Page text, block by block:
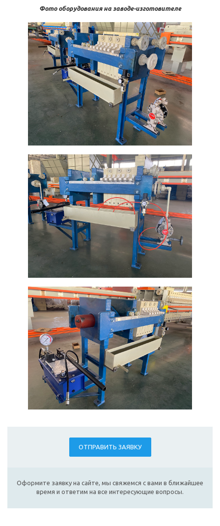
Фото оборудования на заводе-изготовителе
ОТПРАВИТЬ ЗАЯВКУ
Оформите заявку на сайте, мы свяжемся с вами в ближайшее
время и ответим на все интересующие вопросы.